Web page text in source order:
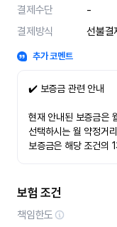
결제수단
-
결제방식
선불결
추가 코멘트
✔️ 보증금 관련 안내
현재 안내된 보증금은
선택하시는 월 약정거
보증금은 해당 조건의
보험 조건
책임한도